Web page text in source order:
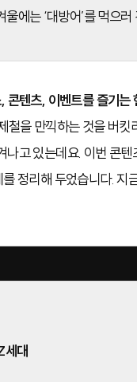
에는 ‘대방어’를 먹으
콘텐츠, 이벤트를 즐기는
철을 만끽하는 것을 버킷
고 있는데요. 이번 콘
정리해 두었습니다. 지
세대